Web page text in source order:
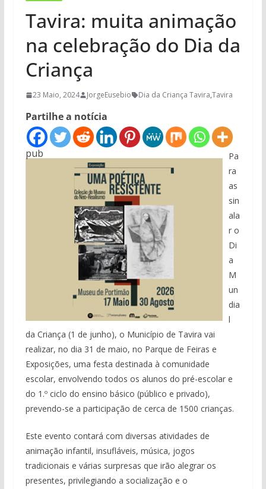
Tavira: muita animação
na celebração do Dia da
Criança
23 Maio, 2024 JorgeEusebio Dia da Criança Tavira,Tavira
Partilhe a notícia
pub
Pa
ra
as
sin
ala
r o
Di
a
M
un
dia
l
da Criança (1 de junho), o Município de Tavira vai
realizar, no dia 31 de maio, no Parque de Feiras e
Exposições, uma festa destinada à comunidade
escolar, envolvendo todos os alunos do pré-escolar e
do 1.º ciclo do ensino básico (público e privado),
prevendo-se a participação de cerca de 1500 crianças.
Este evento contará com diversas atividades de
animação infantil, insufláveis, música, jogos
tradicionais e várias surpresas que irão alegrar os
presentes, privilegiando a socialização e o